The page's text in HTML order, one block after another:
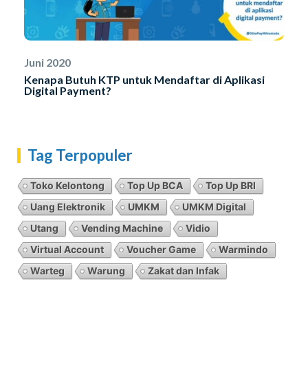
Juni 2020
Kenapa Butuh KTP untuk Mendaftar di Aplikasi
Digital Payment?
Tag Terpopuler
Toko Kelontong Top Up BCA
Top Up BRI
Uang Elektronik
UMKM
UMKM Digital
Utang
Vending Machine
Vidio
Virtual Account
Voucher Game
Warmindo
Warteg
Warung Zakat dan Infak